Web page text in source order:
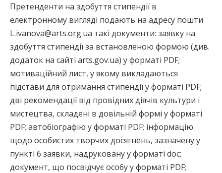
Претенденти на здобуття стипендії в
електронному вигляді подають на адресу пошти
L.ivanova@arts.org.ua такі документи: заявку на
здобуття стипендії за встановленою формою (див.
додаток на сайті arts.gov.ua) у форматі PDF;
мотиваційний лист, у якому викладаються
підстави для отримання стипендії у форматі PDF;
дві рекомендації від провідних діячів культури і
мистецтва, складені в довільній формі у форматі
PDF; автобіографію у форматі PDF; інформацію
щодо особистих творчих досягнень, зазначену у
пункті 6 заявки, надруковану у форматі doc;
документ, що посвідчує особу у форматі PDF;